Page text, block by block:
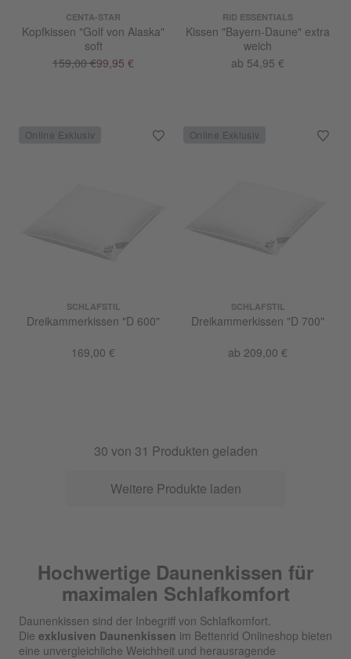
CENTA-STAR
Kopfkissen "Golf von Alaska"
soft
159,00 €99,95 €
RID ESSENTIALS
Kissen "Bayern-Daune" extra
weich
ab 54,95 €
SCHLAFSTIL
Dreikammerkissen "D 600"
169,00 €
SCHLAFSTIL
Dreikammerkissen "D 700"
ab 209,00 €
30 von 31 Produkten geladen
Weitere Produkte laden
Hochwertige Daunenkissen für
maximalen Schlafkomfort
Daunenkissen sind der Inbegriff von Schlafkomfort.
Die exklusiven Daunenkissen im Bettenrid Onlineshop bieten
eine unvergleichliche Weichheit und herausragende